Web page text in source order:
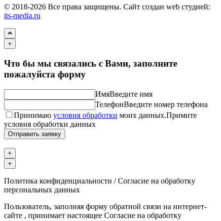
© 2018-2026 Все права защищены. Сайт создан web студией:
its-media.ru
+
Что бы мы связались с Вами, заполните
пожалуйста форму
ИмяВведите имя
ТелефонВведите номер телефона
Принимаю условия обработки моих данных.Примите
условия обработки данных
Отправить заявку
+
+
Политика конфиденциальности / Согласие на обработку
персональных данных
Пользователь, заполняя форму обратной связи на интернет-
сайте , принимает настоящее Согласие на обработку